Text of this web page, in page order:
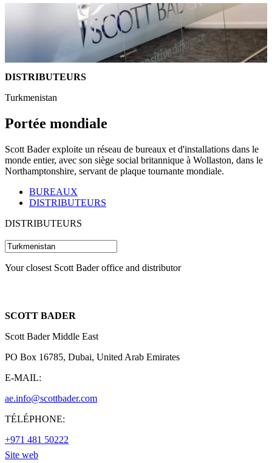
DISTRIBUTEURS
Turkmenistan
Portée mondiale
Scott Bader exploite un réseau de bureaux et d'installations dans le
monde entier, avec son siège social britannique à Wollaston, dans le
Northamptonshire, servant de plaque tournante mondiale.
BUREAUX
DISTRIBUTEURS
DISTRIBUTEURS
Your closest Scott Bader office and distributor
SCOTT BADER
Scott Bader Middle East
PO Box 16785, Dubai, United Arab Emirates
E-MAIL:
ae.info@scottbader.com
TÉLÉPHONE:
+971 481 50222
Site web